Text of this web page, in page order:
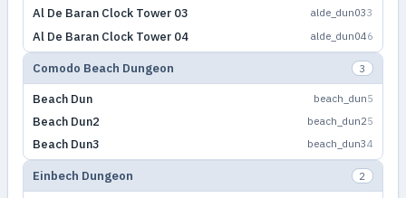
Al De Baran Clock Tower 03 alde_dun033
Al De Baran Clock Tower 04 alde_dun046
Comodo Beach Dungeon 3
Beach Dun beach_dun5
Beach Dun2 beach_dun25
Beach Dun3 beach_dun34
Einbech Dungeon 2